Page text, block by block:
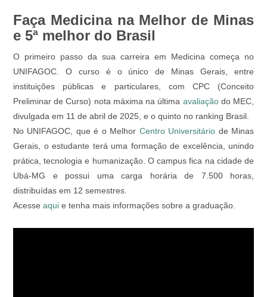
Faça Medicina na Melhor de Minas
e 5ª melhor do Brasil
O primeiro passo da sua carreira em Medicina começa no
UNIFAGOC. O curso é o único de Minas Gerais, entre
instituições públicas e particulares, com CPC (Conceito
Preliminar de Curso) nota máxima na última avaliaçãodo MEC,
divulgada em 11 de abril de 2025, e o quinto no ranking Brasil.
No UNIFAGOC, que é o Melhor Centro Universitário de Minas
Gerais, o estudante terá uma formação de excelência, unindo
prática, tecnologia e humanização. O campus fica na cidade de
Ubá-MG e possui uma carga horária de 7.500 horas,
distribuídas em 12 semestres.
Acesse aqui e tenha mais informações sobre a graduação.